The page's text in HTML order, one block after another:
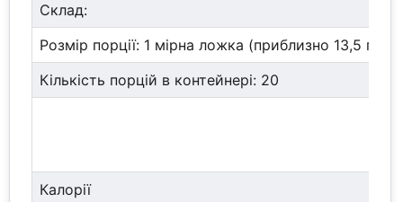
Склад:
Розмір порції: 1 мірна ложка (приблизно 13,5 г)
Кількість порцій в контейнері: 20
Калорії